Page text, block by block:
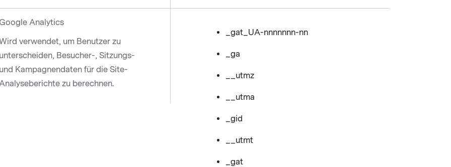
Analytics
verwendet, um Benutzer zu
unterscheiden, Besucher-, Sitzungs-
und Kampagnendaten für die Site-
zu berechnen.
_gat_UA-nnnnnnn-nn
_ga
__utmz
__utma
_gid
__utmt
_gat